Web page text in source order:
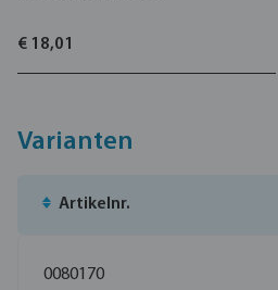
€ 18,01
Varianten
Artikelnr.
0080170